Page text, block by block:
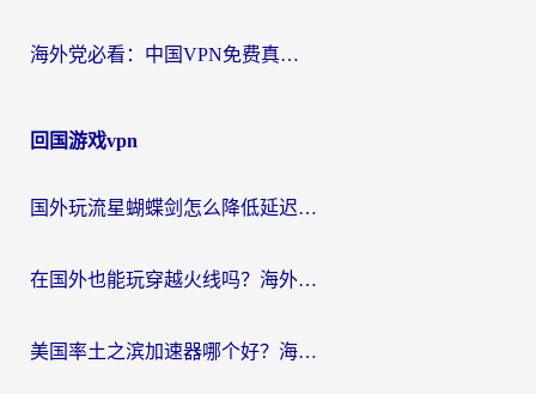
海外党必看：中国VPN免费真的靠谱吗？手把手教你选对回国加速器
回国游戏vpn
国外玩流星蝴蝶剑怎么降低延迟？海外党必看的加速秘籍（含欧洲鸣潮&彩虹岛优化攻略）
在国外也能玩穿越火线吗？海外玩家国服游戏畅玩终极指南
美国率土之滨加速器哪个好？海外党国服游戏畅玩终极指南（附多游戏解决方案）